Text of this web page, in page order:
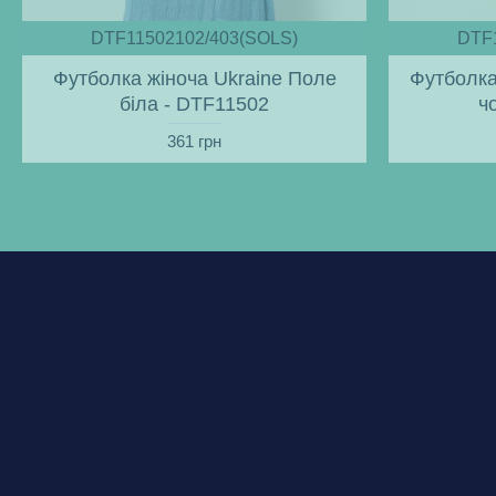
DTF11502102/403(SOLS)
Футболка жіноча Ukraine Поле
біла - DTF11502
361 грн